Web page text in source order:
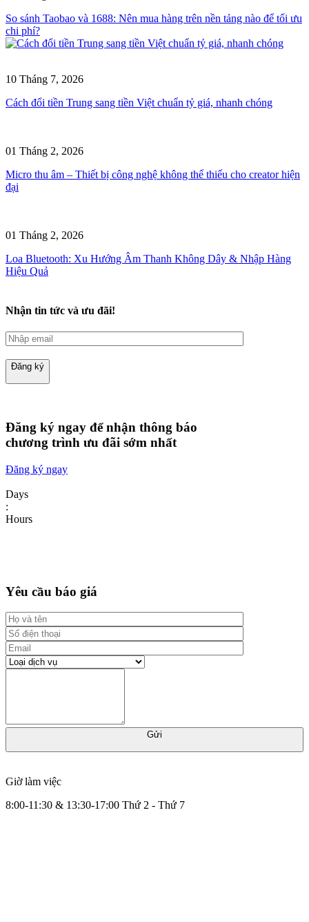
So sánh Taobao và 1688: Nên mua hàng trên nền tảng nào để tối ưu
chi phí?
10 Tháng 7, 2026
Cách đổi tiền Trung sang tiền Việt chuẩn tỷ giá, nhanh chóng
01 Tháng 2, 2026
Micro thu âm – Thiết bị công nghệ không thể thiếu cho creator hiện
đại
01 Tháng 2, 2026
Loa Bluetooth: Xu Hướng Âm Thanh Không Dây & Nhập Hàng
Hiệu Quả
Nhận tin tức và ưu đãi!
Đăng ký
Đăng ký ngay để nhận thông báo
chương trình ưu đãi sớm nhất
Đăng ký ngay
Days
:
Hours
Yêu cầu báo giá
Gửi
Giờ làm việc
8:00-11:30 & 13:30-17:00 Thứ 2 - Thứ 7